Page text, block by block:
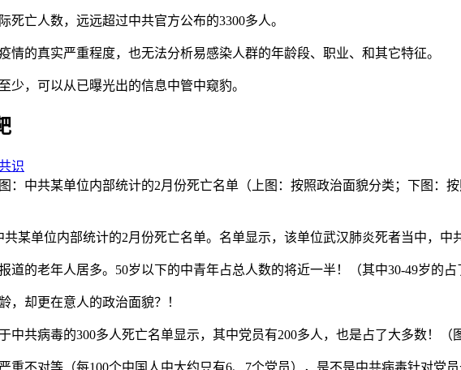
亡人数，远远超过中共官方公布的3300多人。
情的真实严重程度，也无法分析易感染人群的年龄段、职业、和其它特征。
少，可以从已曝光出的信息中管中窥豹。
：中共某单位内部统计的2月份死亡名单（上图：按照政治面貌分类；下图：
某单位内部统计的2月份死亡名单。名单显示，该单位武汉肺炎死者当中，中
道的老年人居多。50岁以下的中青年占总人数的将近一半！（其中30-49岁的占
，却更在意人的政治面貌？！
中共病毒的300多人死亡名单显示，其中党员有200多人，也是占了大多数！（
重不对等（每100个中国人中大约只有6、7个党员），是不是中共病毒针对党员